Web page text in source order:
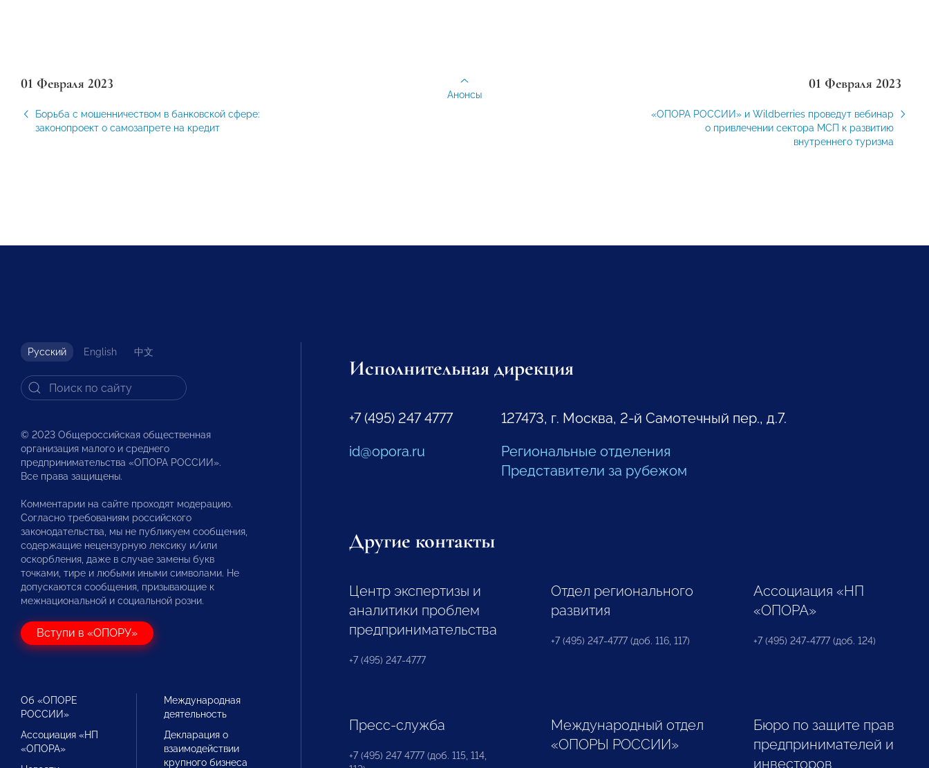
01 Февраля 2023
Борьба с мошенничеством в банковской сфере:
законопроект о самозапрете на кредит
01 Февраля 2023
«ОПОРА РОССИИ» и Wildberries проведут вебинар
о привлечении сектора МСП к развитию
внутреннего туризма
Анонсы
Русский English 中文
© 2023 Общероссийская общественная
организация малого и среднего
предпринимательства «ОПОРА РОССИИ».
Все права защищены.
Комментарии на сайте проходят модерацию.
Согласно требованиям российского
законодательства, мы не публикуем сообщения,
содержащие нецензурную лексику и/или
оскорбления, даже в случае замены букв
точками, тире и любыми иными символами. Не
допускаются сообщения, призывающие к
межнациональной и социальной розни.
Вступи в «ОПОРУ»
Об «ОПОРЕ
РОССИИ»
Ассоциация «НП
«ОПОРА»
Международная
деятельность
Декларация о
взаимодействии
крупного бизнеса
Исполнительная дирекция
+7 (495) 247 4777
id@opora.ru
127473, г. Москва, 2-й Самотечный пер., д.7.
Региональные отделения
Представители за рубежом
Другие контакты
Центр экспертизы и
аналитики проблем
предпринимательства
+7 (495) 247-4777
Отдел регионального
развития
+7 (495) 247-4777 (доб. 116, 117)
Ассоциация «НП
«ОПОРА»
+7 (495) 247-4777 (доб. 124)
Пресс-служба
+7 (495) 247 4777 (доб. 115, 114,
Международный отдел
«ОПОРЫ РОССИИ»
Бюро по защите прав
предпринимателей и
инвесторов